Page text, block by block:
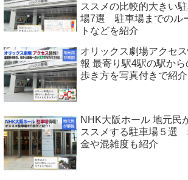
ススメの比較的大きい
場7選 駐車場までのル
トなどを紹介
オリックス劇場アクセ
報 最寄り駅4駅の駅から
歩き方を写真付きで紹介
NHK大阪ホール 地元民
ススメする駐車場５選
金や混雑度も紹介